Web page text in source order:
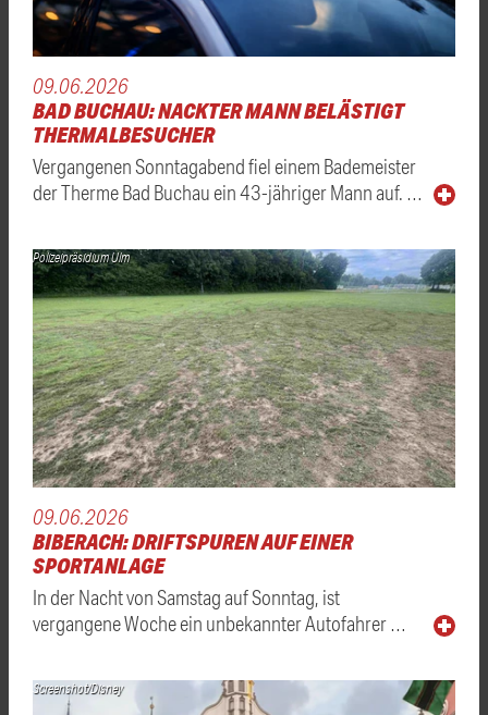
09.06.2026
BAD BUCHAU: NACKTER MANN BELÄSTIGT
THERMALBESUCHER
Vergangenen Sonntagabend fiel einem Bademeister
der Therme Bad Buchau ein 43-jähriger Mann auf. …
Polizeipräsidium Ulm
09.06.2026
BIBERACH: DRIFTSPUREN AUF EINER
SPORTANLAGE
In der Nacht von Samstag auf Sonntag, ist
vergangene Woche ein unbekannter Autofahrer …
Screenshot/Disney